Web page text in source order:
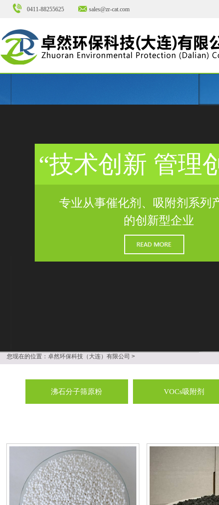
0411-88255625 sales@zr-cat.com
“技术创新 管理
专业从事催化剂、吸附剂系列
的创新型企业
您现在的位置： 卓然环保科技（大连）有限公司 >
沸石分子筛原粉 VOCs吸附剂